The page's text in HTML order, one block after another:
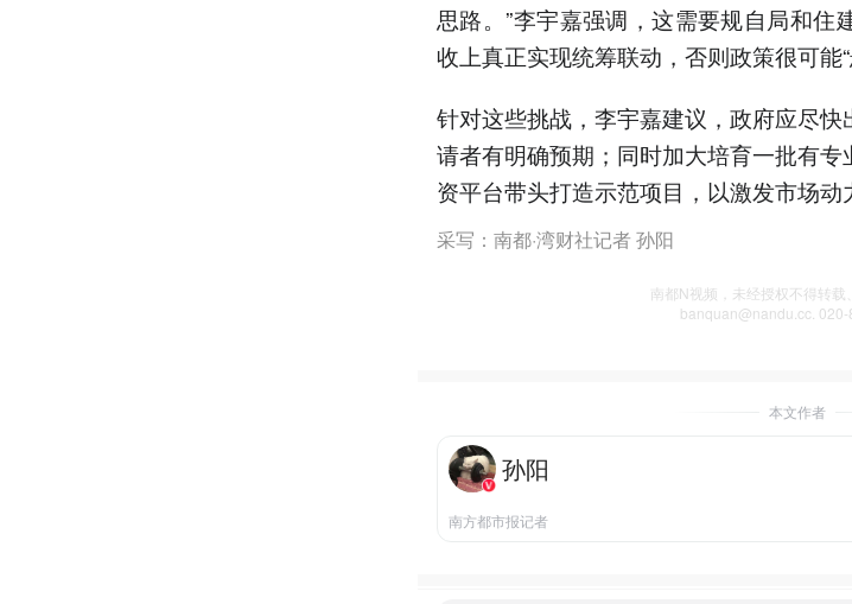
思路。”李宇嘉强调，这需要规自局和住
收上真正实现统筹联动，否则政策很可能“
针对这些挑战，李宇嘉建议，政府应尽
请者有明确预期；同时加大培育一批有
资平台带头打造示范项目，以激发市场动
采写：南都·湾财社记者 孙阳
南都N视频，未经授权不得转载
banquan@nandu.cc.
本文作者
孙阳
南方都市报记者